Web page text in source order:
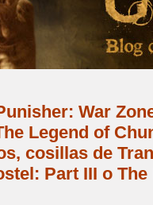
War
Legend of
cosillas de
Part III o